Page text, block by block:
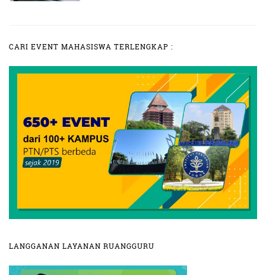
CARI EVENT MAHASISWA TERLENGKAP :
LANGGANAN LAYANAN RUANGGURU